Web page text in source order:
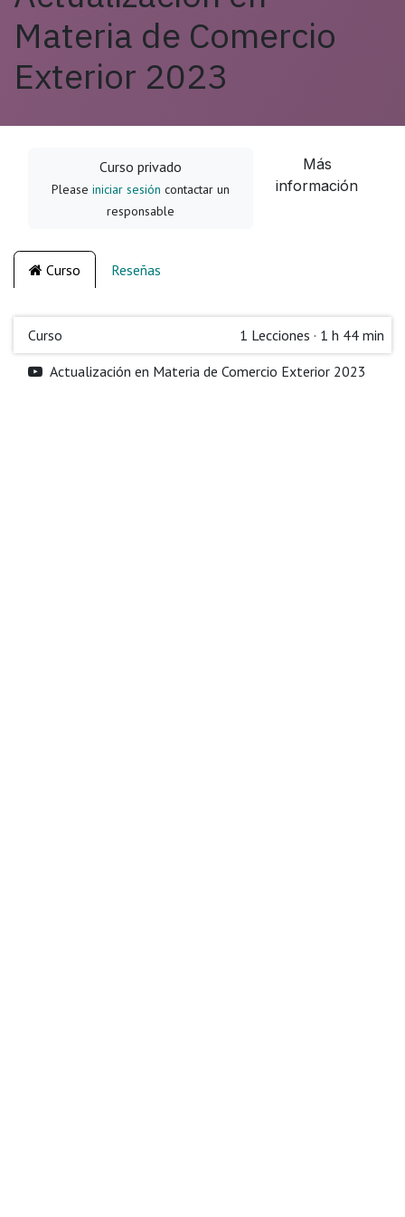
Materia de Comercio
Exterior 2023
Curso privado
Pleaseiniciar sesión contactar un
responsable
Más
información
Curso Reseñas
Curso 1 Lecciones · 1 h 44 min
Actualización en Materia de Comercio Exterior 2023